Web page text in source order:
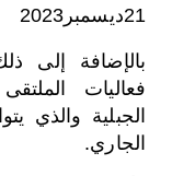
21ديسمبر2023
بالإضافة إلى
فعاليات
الجاري.